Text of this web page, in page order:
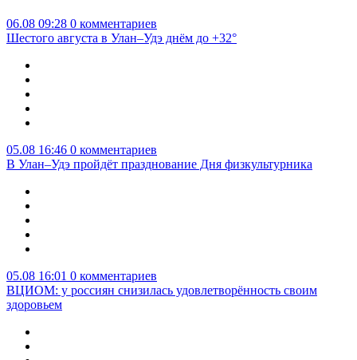
06.08 09:28 0 комментариев
Шестого августа в Улан–Удэ днём до +32°
05.08 16:46 0 комментариев
В Улан–Удэ пройдёт празднование Дня физкультурника
05.08 16:01 0 комментариев
ВЦИОМ: у россиян снизилась удовлетворённость своим
здоровьем